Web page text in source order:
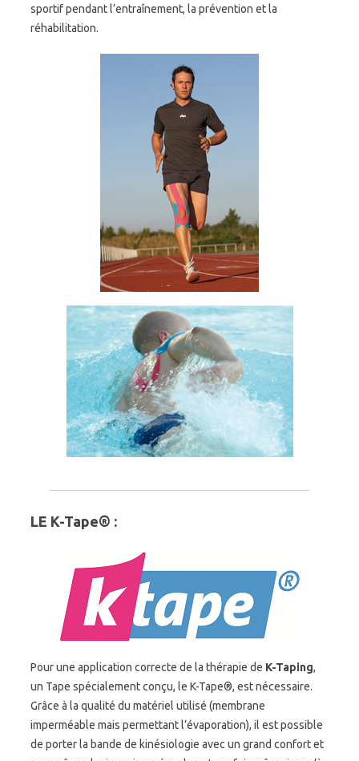
sportif pendant l’entraînement, la prévention et la
réhabilitation.
LE K-Tape® :
Pour une application correcte de la thérapie de K-Taping,
un Tape spécialement conçu, le K-Tape®, est nécessaire.
Grâce à la qualité du matériel utilisé (membrane
imperméable mais permettant l’évaporation), il est possible
de porter la bande de kinésiologie avec un grand confort et